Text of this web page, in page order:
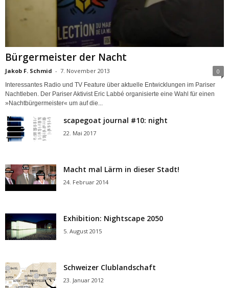
Bürgermeister der Nacht
Jakob F. Schmid - 7. November 2013 0
Interessantes Radio und TV Feature über aktuelle Entwicklungen im Pariser
Nachtleben. Der Pariser Aktivist Eric Labbé organisierte eine Wahl für einen
»Nachtbürgermeister« um auf die...
scapegoat journal #10: night
22. Mai 2017
Macht mal Lärm in dieser Stadt!
24. Februar 2014
Exhibition: Nightscape 2050
5. August 2015
Schweizer Clublandschaft
23. Januar 2012